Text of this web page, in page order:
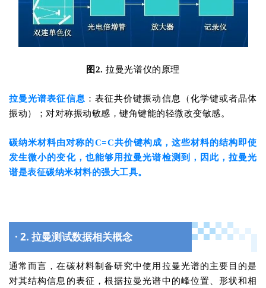
图2. 拉曼光谱仪的原理
拉曼光谱表征信息 ：表征共价键振动信息（化学键或者晶体
振动）；对对称振动敏感，键角键能的轻微改变敏感。
碳纳米材料由对称的C=C共价键构成，这些材料的结构即使
发生微小的变化，也能够用拉曼光谱检测到，因此，拉曼光
谱是表征碳纳米材料的强大工具。
· 2. 拉曼测试数据相关概念
通常而言，在碳材料制备研究中使用拉曼光谱的主要目的是
对其结构信息的表征， 根据拉曼光谱中的峰位置、形状和相